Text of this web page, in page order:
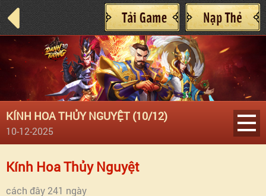
KÍNH HOA THỦY NGUYỆT (10/12)
10-12-2025
Kính Hoa Thủy Nguyệt
cách đây 241 ngày
Kính
Hoa